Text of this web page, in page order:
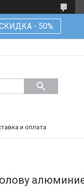
- 50%
и оплата